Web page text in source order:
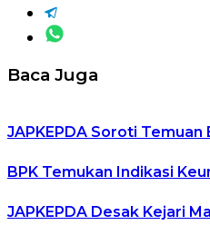
Baca Juga
JAPKEPDA Soroti Temuan
BPK Temukan Indikasi
JAPKEPDA Desak Kejari